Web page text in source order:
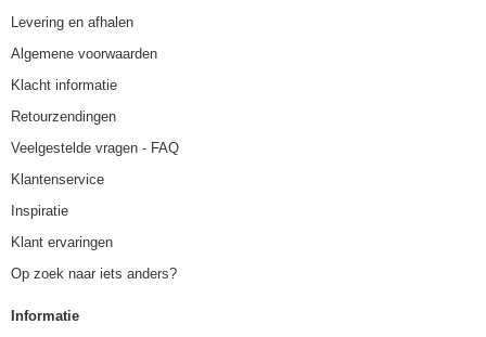
Levering en afhalen
Algemene voorwaarden
Klacht informatie
Retourzendingen
Veelgestelde vragen - FAQ
Klantenservice
Inspiratie
Klant ervaringen
Op zoek naar iets anders?
Informatie